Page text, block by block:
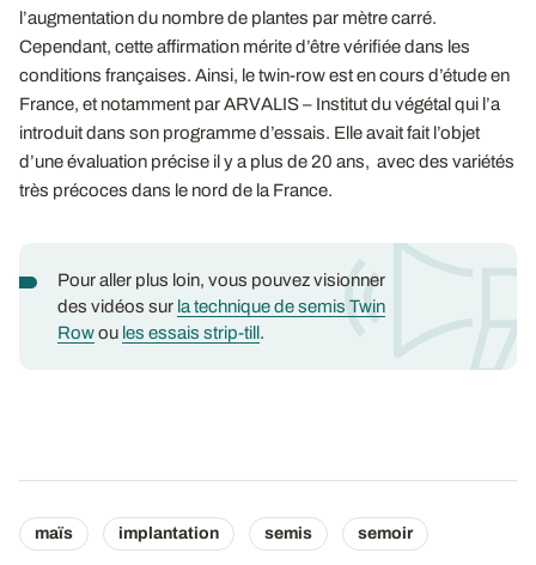
l’augmentation du nombre de plantes par mètre carré.
Cependant, cette affirmation mérite d’être vérifiée dans les
conditions françaises. Ainsi, le twin-row est en cours d’étude en
France, et notamment par ARVALIS – Institut du végétal qui l’a
introduit dans son programme d’essais. Elle avait fait l’objet
d’une évaluation précise il y a plus de 20 ans, avec des variétés
très précoces dans le nord de la France.
Pour aller plus loin, vous pouvez visionner
des vidéos sur la technique de semis Twin
Rowou les essais strip-till.
maïs implantation semis semoir